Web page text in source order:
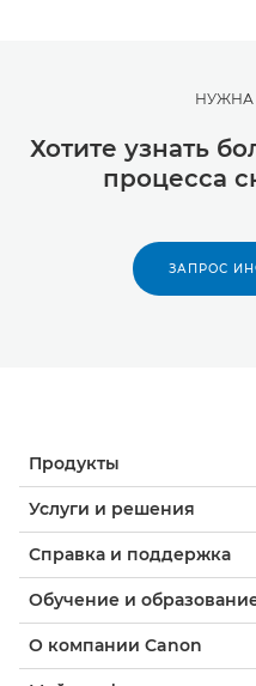
Хотите узнать
процесса
ЗАПРОС
Продукты
Услуги и решения
Справка и поддержка
Обучение и
О компании Canon